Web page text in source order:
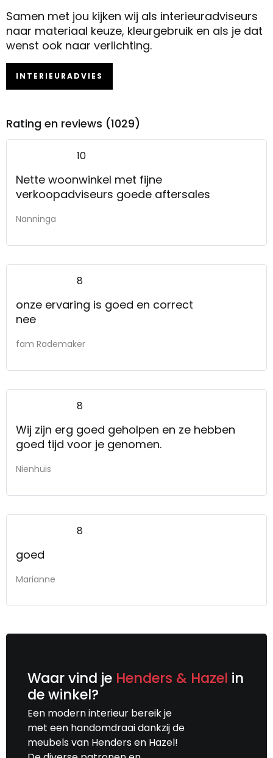
Samen met jou kijken wij als interieuradviseurs
naar materiaal keuze, kleurgebruik en als je dat
wenst ook naar verlichting.
INTERIEURADVIES
Rating en reviews (1029)
10
Nette woonwinkel met fijne
verkoopadviseurs goede aftersales
Nanninga
8
onze ervaring is goed en correct
nee
fam Rademaker
8
Wij zijn erg goed geholpen en ze hebben
goed tijd voor je genomen.
Nienhuis
8
goed
Marianne
Waar vind je Henders & Hazel in
de winkel?
Een modern interieur bereik je
met een handomdraai dankzij de
meubels van Henders en Hazel!